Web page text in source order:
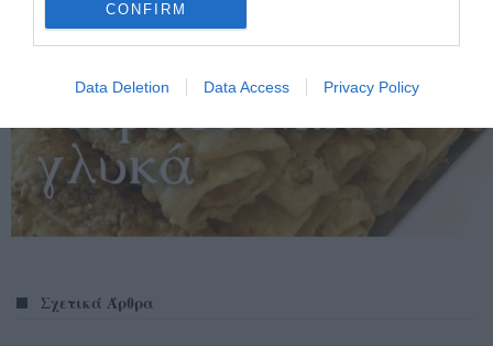
CONFIRM
Data Deletion Data Access Privacy Policy
Σχετικά Άρθρα